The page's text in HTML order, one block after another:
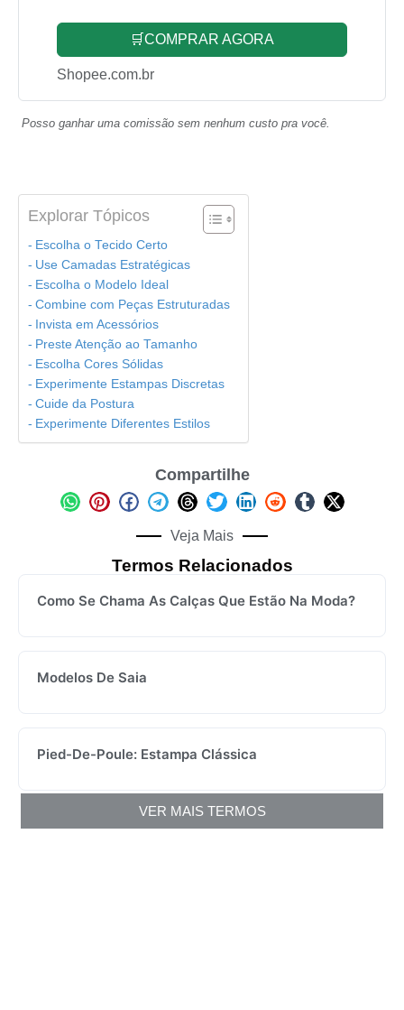
🛒COMPRAR AGORA
Shopee.com.br
Posso ganhar uma comissão sem nenhum custo pra você.
Explorar Tópicos
Escolha o Tecido Certo
Use Camadas Estratégicas
Escolha o Modelo Ideal
Combine com Peças Estruturadas
Invista em Acessórios
Preste Atenção ao Tamanho
Escolha Cores Sólidas
Experimente Estampas Discretas
Cuide da Postura
Experimente Diferentes Estilos
Compartilhe
Veja Mais
Termos Relacionados
Como Se Chama As Calças Que Estão Na Moda?
Modelos De Saia
Pied-De-Poule: Estampa Clássica
VER MAIS TERMOS